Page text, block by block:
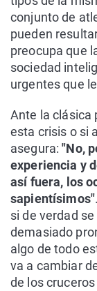
conjunto de
pueden
preocupa que
sociedad
urgentes que
Ante la clásica
esta crisis o si
asegura:"No,
experiencia y
así fuera, los
sapientísimos"
si de verdad
demasiado
algo de todo
va a cambiar
de los